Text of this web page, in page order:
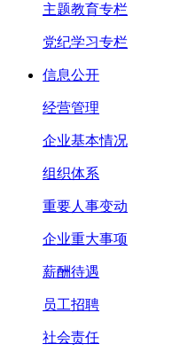
主题教育专栏
党纪学习专栏
信息公开
经营管理
企业基本情况
组织体系
重要人事变动
企业重大事项
薪酬待遇
员工招聘
社会责任